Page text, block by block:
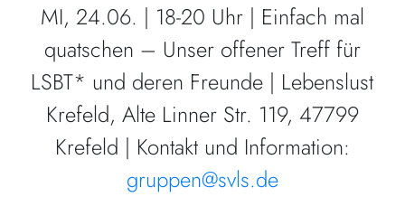
MI, 24.06. | 18-20 Uhr | Einfach mal
quatschen – Unser offener Treff für
LSBT* und deren Freunde | Lebenslust
Krefeld, Alte Linner Str. 119, 47799
Krefeld | Kontakt und Information:
gruppen@svls.de